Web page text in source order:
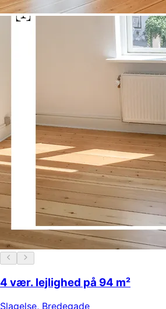
4 vær. lejlighed på 94 m²
Slagelse, Bredegade